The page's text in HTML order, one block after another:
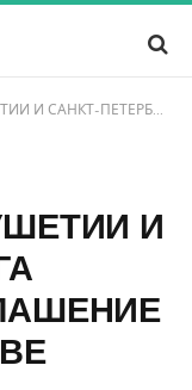
СОГЛАШЕНИЕ О СОТРУДНИЧЕСТВЕ
И